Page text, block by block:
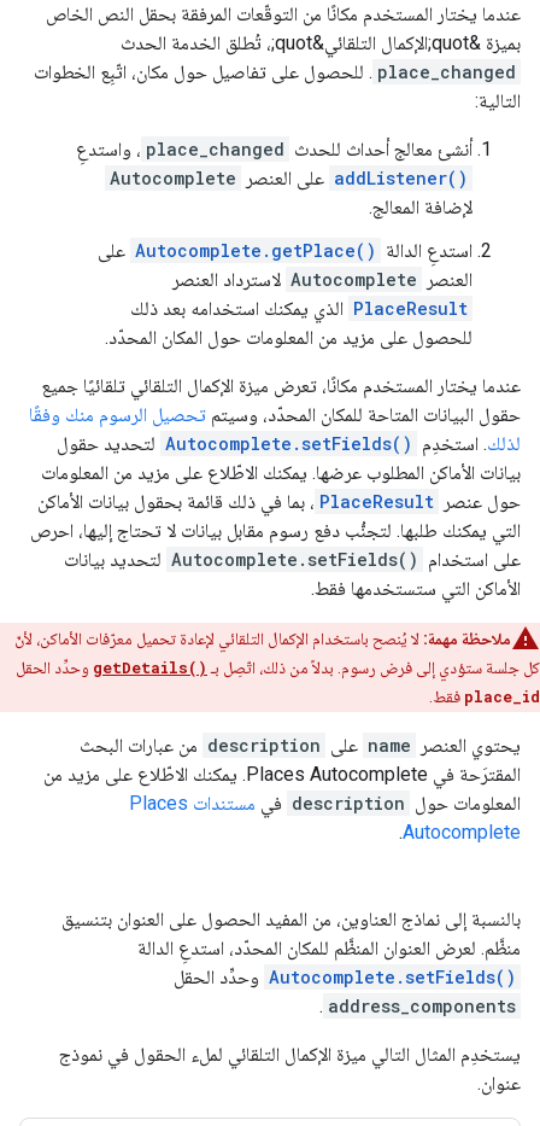
عندما يختار المستخدم مكانًا من التوقّعات المرفقة بحقل النص الخاص
بميزة &quot;الإكمال التلقائي&quot;، تُطلق الخدمة الحدث
place_changed . للحصول على تفاصيل حول مكان، اتّبِع الخطوات
التالية:
أنشئ معالج أحداث للحدث place_changed ، واستدعِ
addListener() على العنصر
Autocomplete
لإضافة المعالج.
استدعِ الدالة Autocomplete.getPlace() على
العنصر
Autocomplete لاسترداد العنصر
PlaceResult الذي يمكنك استخدامه بعد ذلك
للحصول على مزيد من المعلومات حول المكان المحدّد.
عندما يختار المستخدم مكانًا، تعرض ميزة الإكمال التلقائي تلقائيًا جميع
حقول البيانات المتاحة للمكان المحدّد، وسيتم تحصيل الرسوم منك وفقًا
لذلك. استخدِم Autocomplete.setFields() لتحديد حقول
بيانات الأماكن المطلوب عرضها. يمكنك الاطّلاع على مزيد من المعلومات
حول عنصر PlaceResult ، بما في ذلك قائمة بحقول بيانات الأماكن
التي يمكنك طلبها. لتجنُّب دفع رسوم مقابل بيانات لا تحتاج إليها، احرص
على استخدام Autocomplete.setFields() لتحديد بيانات
الأماكن التي ستستخدمها فقط.
ملاحظة مهمة: لا يُنصح باستخدام الإكمال التلقائي لإعادة تحميل معرّفات الأماكن، لأنّ
كل جلسة ستؤدي إلى فرض رسوم. بدلاً من ذلك، اتّصِل بـ getDetails() وحدِّد الحقل
place_id فقط.
يحتوي العنصر name على description من عبارات البحث
المقترَحة في Places Autocomplete. يمكنك الاطّلاع على مزيد من
المعلومات حول description في
مستندات Places
Autocomplete
.
بالنسبة إلى نماذج العناوين، من المفيد الحصول على العنوان بتنسيق
منظَّم. لعرض العنوان المنظَّم للمكان المحدّد، استدعِ الدالة
Autocomplete.setFields() وحدِّد الحقل
address_components
.
يستخدِم المثال التالي ميزة الإكمال التلقائي لملء الحقول في نموذج
عنوان.